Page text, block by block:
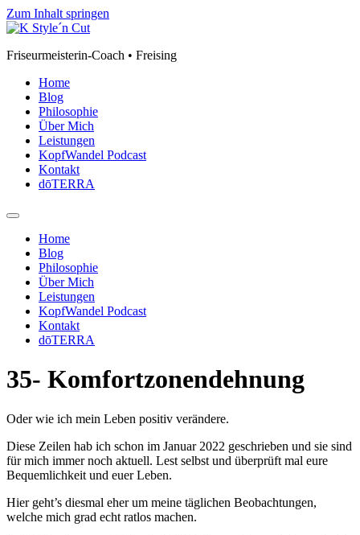
Zum Inhalt springen
Friseurmeisterin-Coach • Freising
Home
Blog
Philosophie
Über Mich
Leistungen
KopfWandel Podcast
Kontakt
dōTERRA
Home
Blog
Philosophie
Über Mich
Leistungen
KopfWandel Podcast
Kontakt
dōTERRA
35- Komfortzonendehnung
Oder wie ich mein Leben positiv verändere.
Diese Zeilen hab ich schon im Januar 2022 geschrieben und sie sind
für mich immer noch aktuell. Lest selbst und überprüft mal eure
Bequemlichkeit und euer Leben.
Hier geht’s diesmal eher um meine täglichen Beobachtungen,
welche mich grad echt ratlos machen.